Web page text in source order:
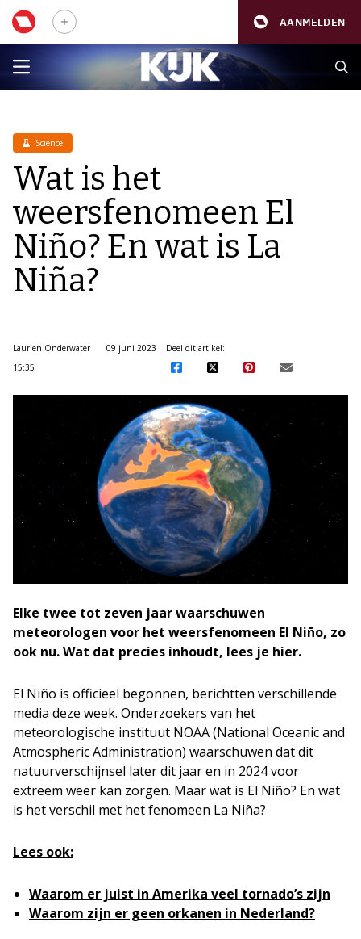
AANMELDEN
Science
Wat is het
weersfenomeen El
Niño? En wat is La
Niña?
Laurien Onderwater
09 juni 2023
15:35
Deel dit artikel:
Elke twee tot zeven jaar waarschuwen
meteorologen voor het weersfenomeen El Niño, zo
ook nu. Wat dat precies inhoudt, lees je hier.
El Niño is officieel begonnen, berichtten verschillende
media deze week. Onderzoekers van het
meteorologische instituut NOAA (National Oceanic and
Atmospheric Administration) waarschuwen dat dit
natuurverschijnsel later dit jaar en in 2024 voor
extreem weer kan zorgen. Maar wat is El Niño? En wat
is het verschil met het fenomeen La Niña?
Lees ook:
Waarom er juist in Amerika veel tornado’s zijn
Waarom zijn er geen orkanen in Nederland?